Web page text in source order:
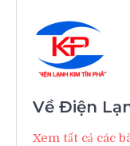
Về Điện
Xem tất cả các